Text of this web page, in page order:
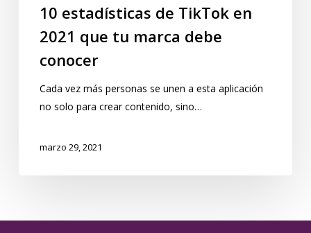
10 estadísticas de TikTok en
2021 que tu marca debe
conocer
Cada vez más personas se unen a esta aplicación
no solo para crear contenido, sino…
marzo 29, 2021